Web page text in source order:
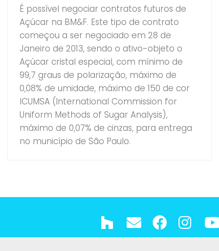
É possível negociar contratos futuros de
Açúcar na BM&F. Este tipo de contrato
começou a ser negociado em 28 de
Janeiro de 2013, sendo o ativo-objeto o
Açúcar cristal especial, com mínimo de
99,7 graus de polarização, máximo de
0,08% de umidade, máximo de 150 de cor
ICUMSA (International Commission for
Uniform Methods of Sugar Analysis),
máximo de 0,07% de cinzas, para entrega
no município de São Paulo.